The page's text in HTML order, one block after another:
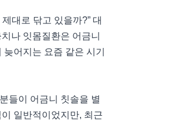
대로 닦고 있을까?” 대
나 잇몸질환은 어금니
어지는 요즘 같은 시기
들이 어금니 칫솔을 별
일반적이었지만, 최근